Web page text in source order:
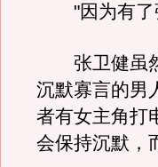
"因为有了
张卫健虽然
沉默寡言的男
者有女主角打
会保持沉默，